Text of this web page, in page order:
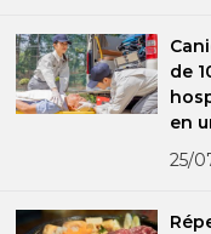
de
en
25/